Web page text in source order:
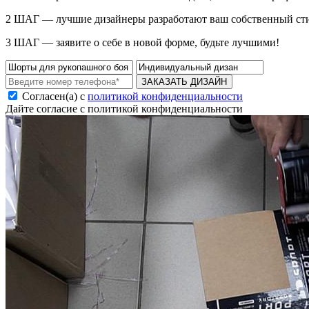
2 ШАГ — лучшие дизайнеры разработают ваш собственный
3 ШАГ — заявите о себе в новой форме, будьте лучшими!
ЗАКАЗАТЬ ДИЗАЙН
Согласен(а) с политикой конфиденциальности
Дайте согласие с политикой конфиденциальности